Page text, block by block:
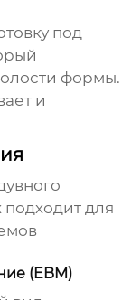
под
формы.
и
для
(EBM)